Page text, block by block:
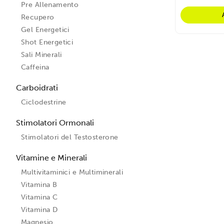
Pre Allenamento
Recupero
Gel Energetici
Shot Energetici
Sali Minerali
Caffeina
Carboidrati
Ciclodestrine
Stimolatori Ormonali
Stimolatori del Testosterone
Vitamine e Minerali
Multivitaminici e Multiminerali
Vitamina B
Vitamina C
Vitamina D